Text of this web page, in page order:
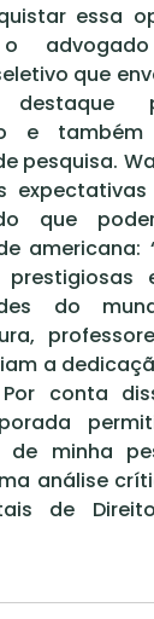
essa
o
que
destaque
e
pesquisa.
que
americana:
do
a
conta
de minha
análise
de